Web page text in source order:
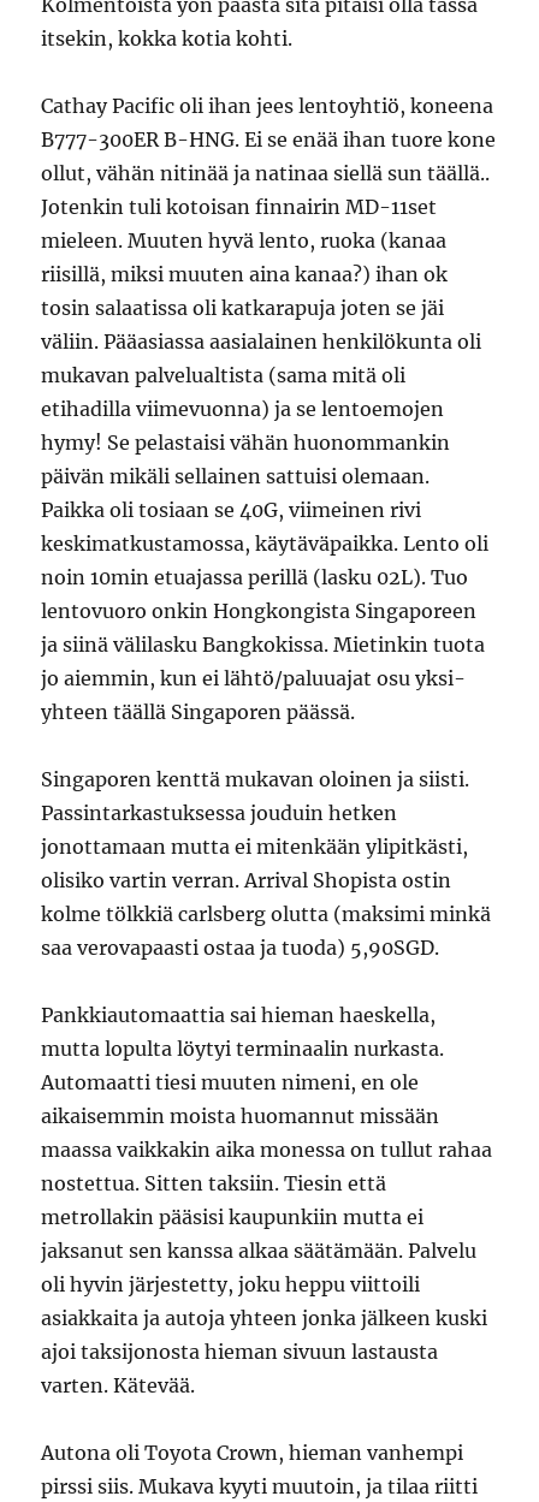
Kolmentoista yön päästä sitä pitäisi olla tässä
itsekin, kokka kotia kohti.
Cathay Pacific oli ihan jees lentoyhtiö, koneena
B777-300ER B-HNG. Ei se enää ihan tuore kone
ollut, vähän nitinää ja natinaa siellä sun täällä..
Jotenkin tuli kotoisan finnairin MD-11set
mieleen. Muuten hyvä lento, ruoka (kanaa
riisillä, miksi muuten aina kanaa?) ihan ok
tosin salaatissa oli katkarapuja joten se jäi
väliin. Pääasiassa aasialainen henkilökunta oli
mukavan palvelualtista (sama mitä oli
etihadilla viimevuonna) ja se lentoemojen
hymy! Se pelastaisi vähän huonommankin
päivän mikäli sellainen sattuisi olemaan.
Paikka oli tosiaan se 40G, viimeinen rivi
keskimatkustamossa, käytäväpaikka. Lento oli
noin 10min etuajassa perillä (lasku 02L). Tuo
lentovuoro onkin Hongkongista Singaporeen
ja siinä välilasku Bangkokissa. Mietinkin tuota
jo aiemmin, kun ei lähtö/paluuajat osu yksi-
yhteen täällä Singaporen päässä.
Singaporen kenttä mukavan oloinen ja siisti.
Passintarkastuksessa jouduin hetken
jonottamaan mutta ei mitenkään ylipitkästi,
olisiko vartin verran. Arrival Shopista ostin
kolme tölkkiä carlsberg olutta (maksimi minkä
saa verovapaasti ostaa ja tuoda) 5,90SGD.
Pankkiautomaattia sai hieman haeskella,
mutta lopulta löytyi terminaalin nurkasta.
Automaatti tiesi muuten nimeni, en ole
aikaisemmin moista huomannut missään
maassa vaikkakin aika monessa on tullut rahaa
nostettua. Sitten taksiin. Tiesin että
metrollakin pääsisi kaupunkiin mutta ei
jaksanut sen kanssa alkaa säätämään. Palvelu
oli hyvin järjestetty, joku heppu viittoili
asiakkaita ja autoja yhteen jonka jälkeen kuski
ajoi taksijonosta hieman sivuun lastausta
varten. Kätevää.
Autona oli Toyota Crown, hieman vanhempi
pirssi siis. Mukava kyyti muutoin, ja tilaa riitti